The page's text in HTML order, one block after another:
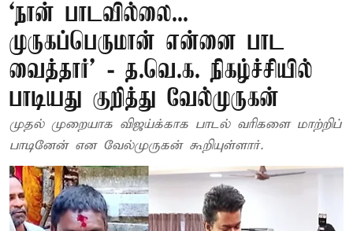
‘நான் பாடவில்லை...
முருகப்பெருமான் என்னை பாட
வைத்தார்’ - த.வெ.க. நிகழ்ச்சியில்
பாடியது குறித்து வேல்முருகன்
முதல் முறையாக விஜய்க்காக பாடல் வரிகளை மாற்றிப்
பாடினேன் என வேல்முருகன் கூறியுள்ளார்.